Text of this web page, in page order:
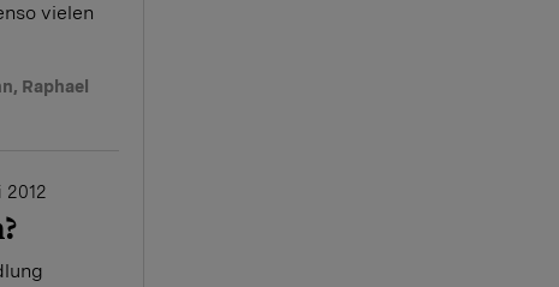
vielen
, Raphael
2012